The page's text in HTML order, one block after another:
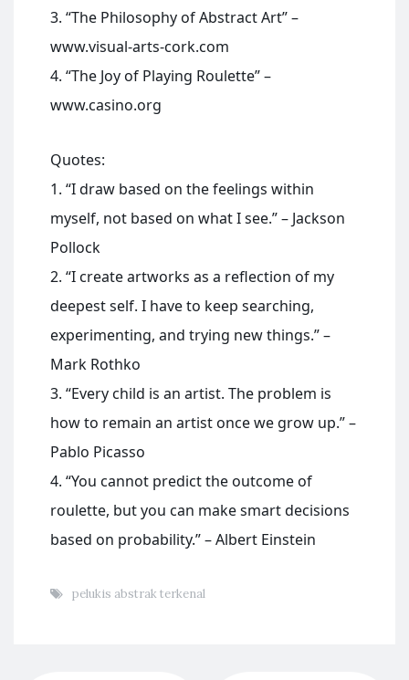
3. “The Philosophy of Abstract Art” –
www.visual-arts-cork.com
4. “The Joy of Playing Roulette” –
www.casino.org
Quotes:
1. “I draw based on the feelings within
myself, not based on what I see.” – Jackson
Pollock
2. “I create artworks as a reflection of my
deepest self. I have to keep searching,
experimenting, and trying new things.” –
Mark Rothko
3. “Every child is an artist. The problem is
how to remain an artist once we grow up.” –
Pablo Picasso
4. “You cannot predict the outcome of
roulette, but you can make smart decisions
based on probability.” – Albert Einstein
pelukis abstrak terkenal